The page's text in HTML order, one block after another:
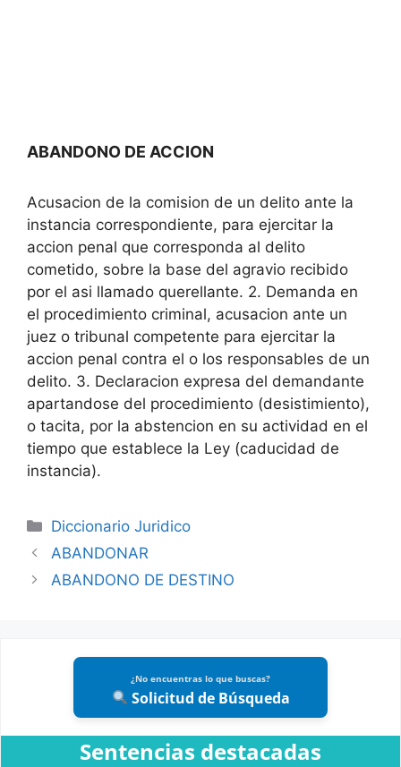
ABANDONO DE ACCION
Acusacion de la comision de un delito ante la
instancia correspondiente, para ejercitar la
accion penal que corresponda al delito
cometido, sobre la base del agravio recibido
por el asi llamado querellante. 2. Demanda en
el procedimiento criminal, acusacion ante un
juez o tribunal competente para ejercitar la
accion penal contra el o los responsables de un
delito. 3. Declaracion expresa del demandante
apartandose del procedimiento (desistimiento),
o tacita, por la abstencion en su actividad en el
tiempo que establece la Ley (caducidad de
instancia).
Categories
Diccionario Juridico
ABANDONAR
ABANDONO DE DESTINO
¿No encuentras lo que buscas?
Solicitud de Búsqueda
Sentencias destacadas